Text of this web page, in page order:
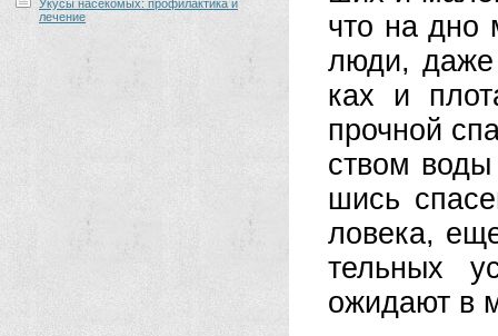
Укусы насекомых: профилактика и
лечение
что на дно
лю­ди, да­же
ках и
проч­ной
ст­вом
шись
ло­ве­ка,
тель­ных
ожи­да­ют в